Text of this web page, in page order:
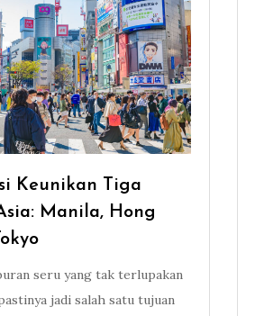
Keunikan Tiga
Manila, Hong
seru yang tak terlupakan
jadi salah satu tujuan